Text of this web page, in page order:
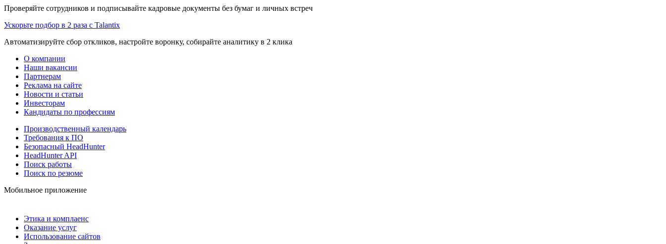
Проверяйте сотрудников и подписывайте кадровые документы без бумаг и личных встреч
Ускорьте подбор в 2 раза с Talantix
Автоматизируйте сбор откликов, настройте воронку, собирайте аналитику в 2 клика
О компании
Наши вакансии
Партнерам
Реклама на сайте
Новости и статьи
Инвесторам
Кандидаты по профессиям
Производственный календарь
Требования к ПО
Безопасный HeadHunter
HeadHunter API
Поиск работы
Поиск по резюме
Мобильное приложение
Этика и комплаенс
Оказание услуг
Использование сайтов